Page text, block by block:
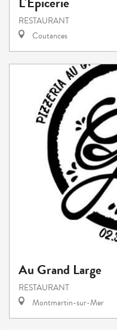
RESTAURANT
Coutances
Au Grand Large
RESTAURANT
Montmartin-sur-Mer